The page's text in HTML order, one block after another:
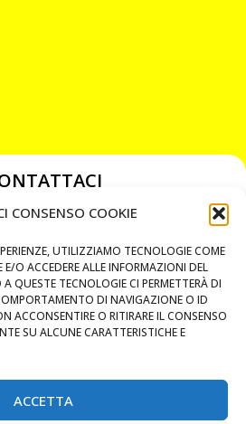
CONSENSO COOKIE
UTILIZZIAMO TECNOLOGIE COME
E/O ACCEDERE ALLE INFORMAZIONI DEL
QUESTE TECNOLOGIE CI PERMETTERÀ DI
DI NAVIGAZIONE O ID
ACCONSENTIRE O RITIRARE IL CONSENSO
SU ALCUNE CARATTERISTICHE E
ACCETTA
MAPS